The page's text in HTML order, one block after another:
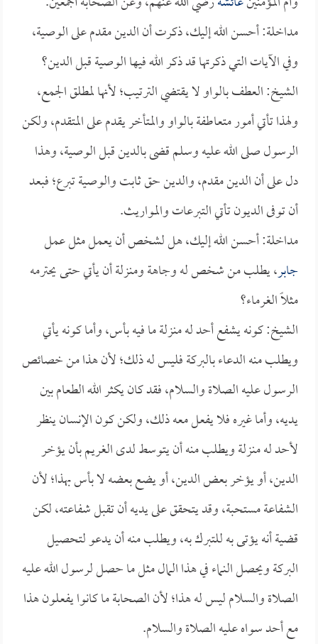
مداخلة: أحسن الله إليك، ذكرت أن الدين مقدم على الوصية،
وفي الآيات التي ذكرتها قد ذكر الله فيها الوصية قبل الدين؟
الشيخ: العطف بالواو لا يقتضي الترتيب؛ لأنها لمطلق الجمع،
ولهذا تأتي أمور متعاطفة بالواو والمتأخر يقدم على المتقدم، ولكن
الرسول صلى الله عليه وسلم قضى بالدين قبل الوصية، وهذا
دل على أن الدين مقدم، والدين حق ثابت والوصية تبرع؛ فبعد
أن توفى الديون تأتي التبرعات والمواريث.
مداخلة: أحسن الله إليك، هل لشخص أن يعمل مثل عمل
جابر، يطلب من شخص له وجاهة ومنزلة أن يأتي حتى يحترمه
مثلاً الغرماء؟
الشيخ: كونه يشفع أحد له منزلة ما فيه بأس، وأما كونه يأتي
ويطلب منه الدعاء بالبركة فليس له ذلك؛ لأن هذا من خصائص
الرسول عليه الصلاة والسلام، فقد كان يكثر الله الطعام بين
يديه، وأما غيره فلا يفعل معه ذلك، ولكن كون الإنسان ينظر
لأحد له منزلة ويطلب منه أن يتوسط لدى الغريم بأن يؤخر
الدين، أو يؤخر بعض الدين، أو يضع بعضه لا بأس بهذا؛ لأن
الشفاعة مستحبة، وقد يتحقق على يديه أن تقبل شفاعته، لكن
قضية أنه يؤتى به للتبرك به، ويطلب منه أن يدعو لتحصيل
البركة ويحصل النماء في هذا المال مثل ما حصل لرسول الله عليه
الصلاة والسلام ليس له هذا؛ لأن الصحابة ما كانوا يفعلون هذا
مع أحد سواه عليه الصلاة والسلام.